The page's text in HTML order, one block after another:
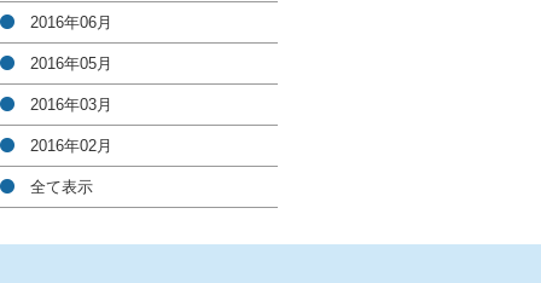
2016年06月
2016年05月
2016年03月
2016年02月
全て表示